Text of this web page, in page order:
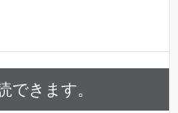
できます。